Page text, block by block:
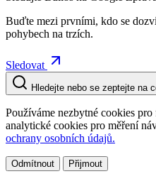
Buďte mezi prvními, kdo se
pohybech na trzích.
Sledovat
Hledejte nebo se zeptejte na
Používáme nezbytné cookies
analytické cookies pro měření
ochrany osobních údajů.
Odmítnout Přijmout